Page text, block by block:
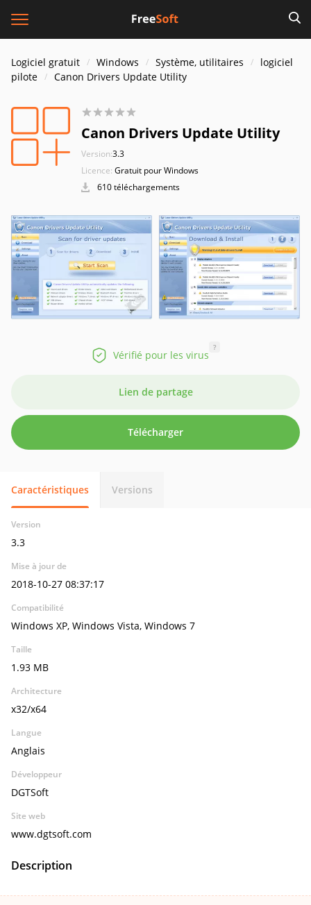
Logiciel gratuit Windows Système, utilitaires
logiciel
pilote
Canon Drivers Update Utility
Canon Drivers Update Utility
Version:3.3
Licence: Gratuit pour Windows
610 téléchargements
Vérifié pour les virus
?
Lien de partage
Télécharger
Caractéristiques Versions
Version
3.3
Mise à jour de
2018-10-27 08:37:17
Compatibilité
Windows XP, Windows Vista, Windows 7
Taille
1.93 MB
Architecture
x32/x64
Langue
Anglais
Développeur
DGTSoft
Site web
www.dgtsoft.com
Description